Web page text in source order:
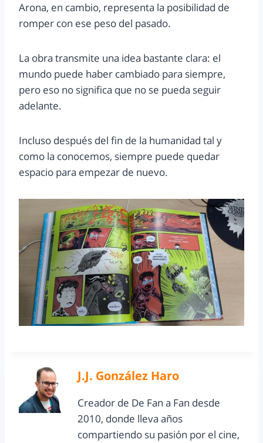
Arona, en cambio, representa la posibilidad de
romper con ese peso del pasado.
La obra transmite una idea bastante clara: el
mundo puede haber cambiado para siempre,
pero eso no significa que no se pueda seguir
adelante.
Incluso después del fin de la humanidad tal y
como la conocemos, siempre puede quedar
espacio para empezar de nuevo.
J.J. González Haro
Creador de De Fan a Fan desde
2010, donde lleva años
compartiendo su pasión por el cine,